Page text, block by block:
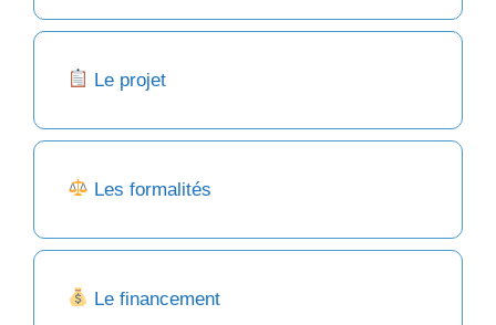
Le projet
Les formalités
Le financement